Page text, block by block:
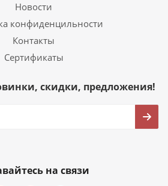
Новости
конфиденцильности
Контакты
Сертификаты
скидки, предложения!
на связи